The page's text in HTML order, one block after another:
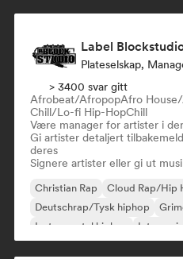
Label
Plateselskap,
> 3400 svar gitt
Afrobeat/AfropopAfro
Chill/Lo-fi Hip-HopChill
Være manager for artister i
Gi artister detaljert
deres
Signere artister eller gi ut
Christian Rap
Cloud Rap/Hip
Deutschrap/Tysk hiphop
Instrumental hiphop